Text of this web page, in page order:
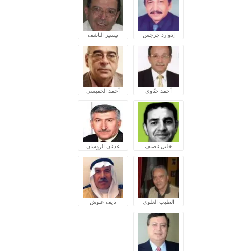
إدوارد جرجس تيسير الناشف
أحمد ختّاوي أحمد الخميسي
خليل ناصيف عدنان الروسان
الطيب العلوي نايف عبوش